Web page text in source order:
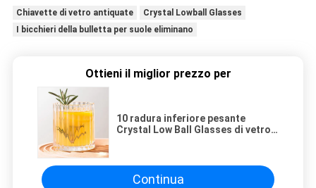
Chiavette di vetro antiquate
Crystal Lowball Glasses
I bicchieri della bulletta per suole eliminano
Ottieni il miglior prezzo per
10 radura inferiore pesante
Crystal Low Ball Glasses di vetro
Continua